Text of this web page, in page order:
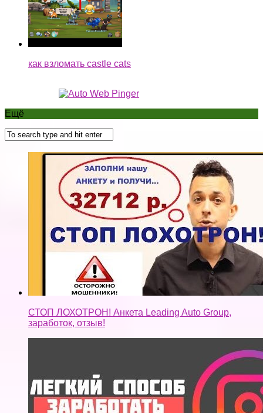
СТОП ЛОХОТРОН! Анкета Leading Auto Group,
заработок, отзыв!
Заработок на инстаграм (2018) / Деньги из
инстаграм для каждого